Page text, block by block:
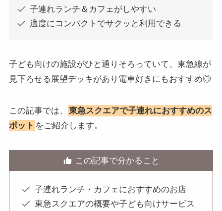
子連れランチ＆カフェがしやすい
適度にコンパクトでサクッと利用できる
子ども向けの施設がひと通りそろっていて、東急線が
見下ろせる展望デッキがあり電車好きにもおすすめ◎
この記事では、
東急スクエアで子連れにおすすめのス
ポット をご紹介します。
この記事で分かること
子連れランチ・カフェにおすすめのお店
東急スクエアの概要や子ども向けサービス